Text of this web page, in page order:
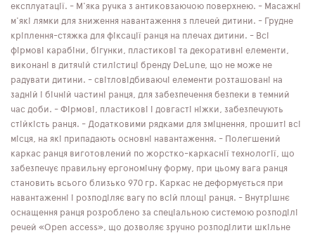
експлуатації. - М'яка ручка з антиковзаючою поверхнею. - Масажні
м'які лямки для зниження навантаження з плечей дитини. - Грудне
кріплення-стяжка для фіксації ранця на плечах дитини. - Всі
фірмові карабіни, бігунки, пластикові та декоративні елементи,
виконані в дитячій стилістиці бренду DeLune, що не може не
радувати дитини. - світловідбиваючі елементи розташовані на
задній і бічній частині ранця, для забезпечення безпеки в темний
час доби. - Фірмові, пластикові і довгасті ніжки, забезпечують
стійкість ранця. - Додатковими рядками для зміцнення, прошиті всі
місця, на які припадають основні навантаження. - Полегшений
каркас ранця виготовлений по жорстко-каркаснії технології, що
забезпечує правильну ергономічну форму, при цьому вага ранця
становить всього близько 970 гр. Каркас не деформується при
навантаженні і розподіляє вагу по всій площі ранця. - Внутрішнє
оснащення ранця розроблено за спеціальною системою розподілі
речей «Open access», що дозволяє зручно розподілити шкільне